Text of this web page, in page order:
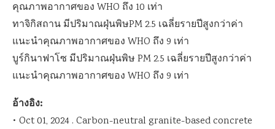
คุณภาพอากาศของ WHO ถึง 10 เท่า
ทาจิกิสถาน มีปริมาณฝุ่นพิษPM 2.5 เฉลี่ยรายปีสูงกว่าค่า
แนะนำคุณภาพอากาศของ WHO ถึง 9 เท่า
บูร์กินาฟาโซ มีปริมาณฝุ่นพิษ PM 2.5 เฉลี่ยรายปีสูงกว่าค่า
แนะนำคุณภาพอากาศของ WHO ถึง 9 เท่า
อ้างอิง:
• Oct 01, 2024 . Carbon-neutral granite-based concrete